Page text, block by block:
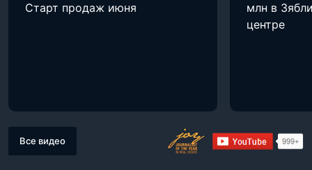
Старт продаж июня
млн в
центре
Все видео